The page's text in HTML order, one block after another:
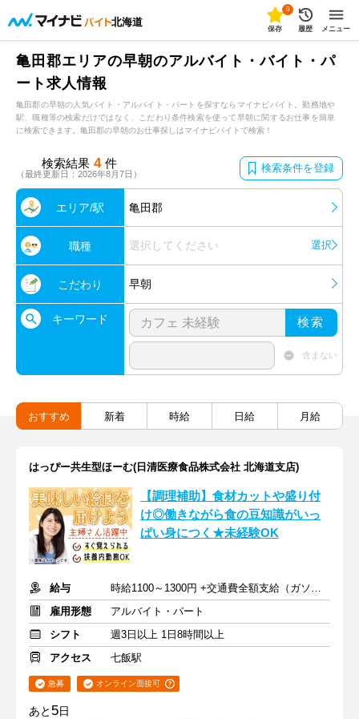
北海道
0
保存 履歴 メニュー
亀田郡エリアの早朝のアルバイト・バイト・パ
ート求人情報
亀田郡の早朝の人気バイト・アルバイト・パートを探すならマイナビバイト。勤務地や
駅、職種等の検索だけではなく、こだわり条件検索を使って早朝に関するお仕事を簡単
に検索できます。亀田郡の早朝のお仕事探しはマイナビバイトで検索！
検索結果 4 件
（最終更新日：2026年8月7日） 検索条件を登録
エリア/駅 亀田郡
職種 選択してください 選択
こだわり 早朝
キーワード 検索
含まない
おすすめ 新着 時給 日給 月給
はっぴー共生型ほーむ(日清医療食品株式会社 北海道支店)
【調理補助】食材カットや盛り付
け◎働きながら食の豆知識がいっ
ぱい身につく★未経験OK
給与
時給1100～1300円 +交通費全額支給（ガソリン代も支給）
雇用形態
アルバイト・パート
シフト
週3日以上 1日8時間以上
アクセス
七飯駅
急募 オンライン面接可
あと 5日